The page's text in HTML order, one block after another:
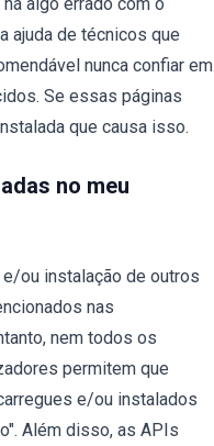
ajuda de técnicos que
nunca confiar em
Se essas páginas
que causa isso.
no meu
ou instalação de outros
nas
nem todos os
permitem que
e/ou instalados
Além disso, as APIs